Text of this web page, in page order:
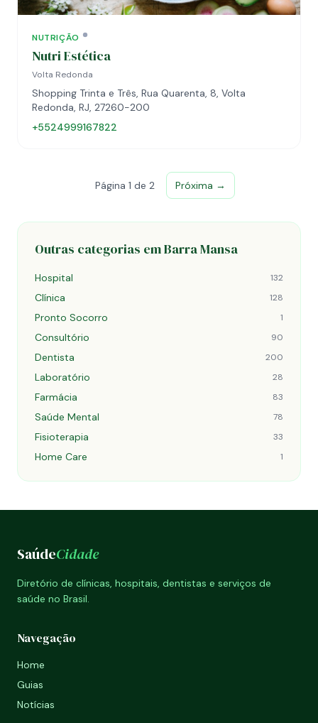
NUTRIÇÃO
Nutri Estética
Volta Redonda
Shopping Trinta e Três, Rua Quarenta, 8, Volta
Redonda, RJ, 27260-200
+5524999167822
Página 1 de 2 Próxima →
Outras categorias em Barra Mansa
Hospital 132
Clínica 128
Pronto Socorro 1
Consultório 90
Dentista 200
Laboratório 28
Farmácia 83
Saúde Mental 78
Fisioterapia 33
Home Care 1
SaúdeCidade
Diretório de clínicas, hospitais, dentistas e serviços de
saúde no Brasil.
Navegação
Home
Guias
Notícias